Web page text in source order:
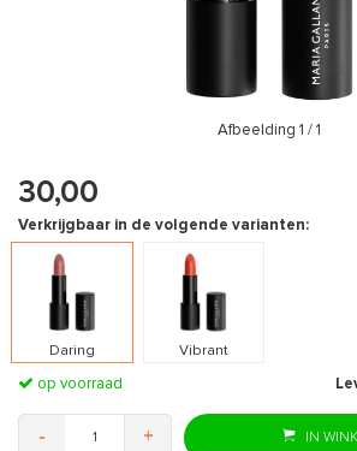
Afbeelding 1 / 1
30,00
Verkrijgbaar in de volgende varianten:
Daring Vibrant
op voorraad
- + IN